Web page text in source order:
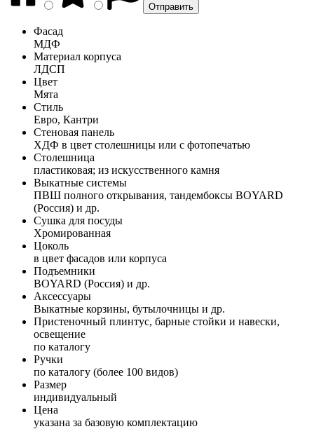
Фасад
МДФ
Материал корпуса
ЛДСП
Цвет
Мята
Стиль
Евро, Кантри
Стеновая панель
ХДФ в цвет столешницы или с фотопечатью
Столешница
пластиковая; из искусственного камня
Выкатные системы
ПВШ полного открывания, тандембоксы BOYARD
(Россия) и др.
Сушка для посуды
Хромированная
Цоколь
в цвет фасадов или корпуса
Подъемники
BOYARD (Россия) и др.
Аксессуары
Выкатные корзины, бутылочницы и др.
Пристеночный плинтус, барные стойки и навески,
освещение
по каталогу
Ручки
по каталогу (более 100 видов)
Размер
индивидуальный
Цена
указана за базовую комплектацию